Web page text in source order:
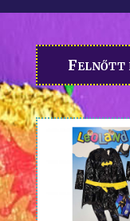
Felnőtt